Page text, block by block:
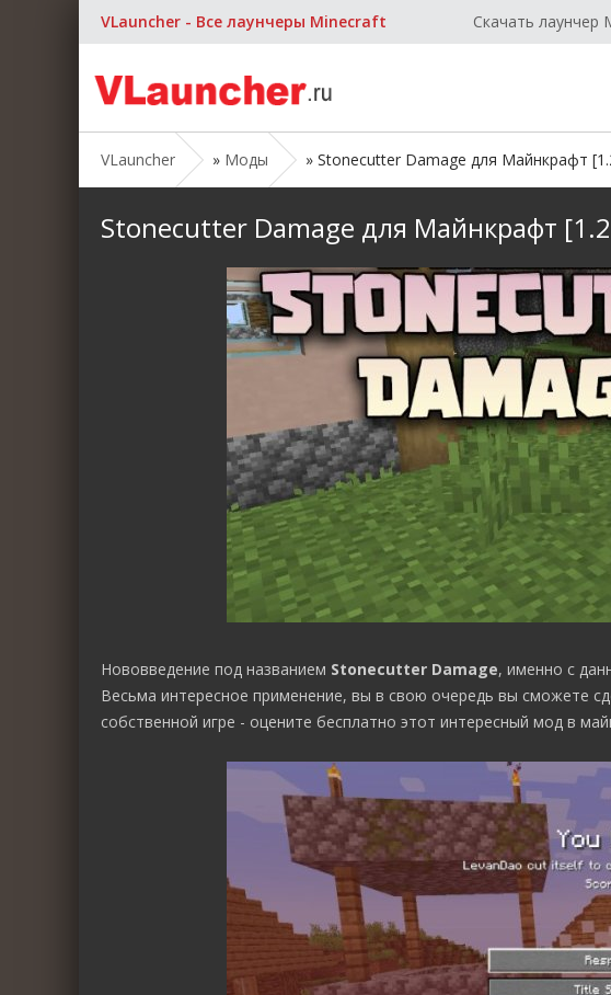
VLauncher - Все лаунчеры Minecraft Скачать лаунчер
VLauncher » Моды » Stonecutter Damage для Майнкрафт
Stonecutter Damage для Майнкрафт
Нововведение под названием Stonecutter Damage, именно с
Весьма интересное применение, вы в свою очередь вы сможете
собственной игре - оцените бесплатно этот интересный мод в